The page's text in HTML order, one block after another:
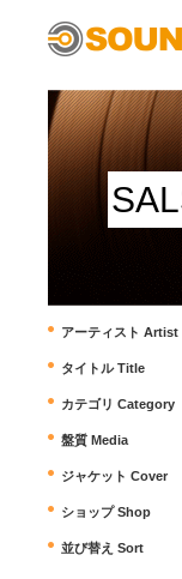
アーティスト Artist
タイトル Title
カテゴリ Category
盤質 Media
ジャケット Cover
ショップ Shop
並び替え Sort